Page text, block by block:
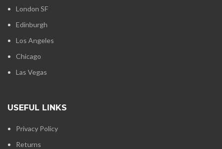
London SF
Edinburgh
Los Angeles
Chicago
Las Vegas
USEFUL LINKS
Privacy Policy
Returns